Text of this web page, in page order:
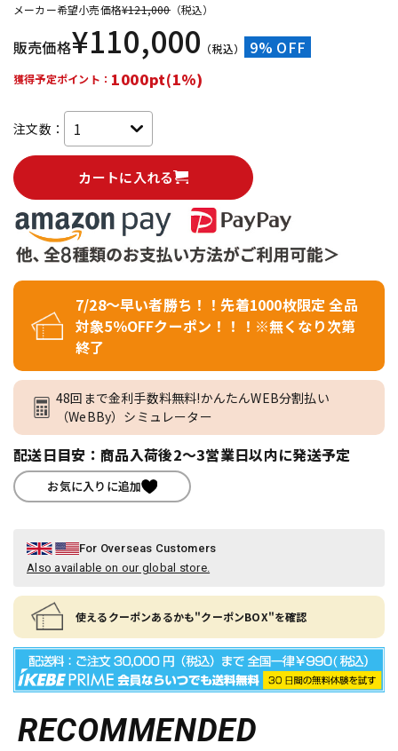
メーカー希望小売価格¥121,000（税込）
販売価格¥110,000 （税込） 9% OFF
獲得予定ポイント： 1000pt(1%)
注文数：
カートに入れる
7/28～早い者勝ち！！先着1000枚限定 全品
対象5％OFFクーポン！！！※無くなり次第
終了
48回まで金利手数料無料!かんたんWEB分割払い
（WeBBy）シミュレーター
配送日目安：商品入荷後2～3営業日以内に発送予定
お気に入りに追加
For Overseas Customers
Also available on our global store.
使えるクーポンあるかも"クーポンBOX"を確認
RECOMMENDED